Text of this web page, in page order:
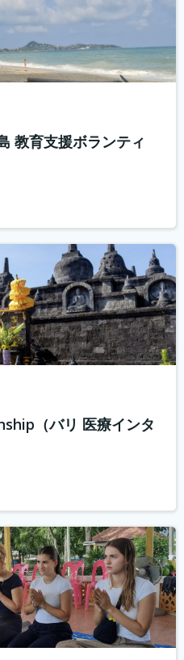
教育支援ボランティ
（バリ 医療インタ